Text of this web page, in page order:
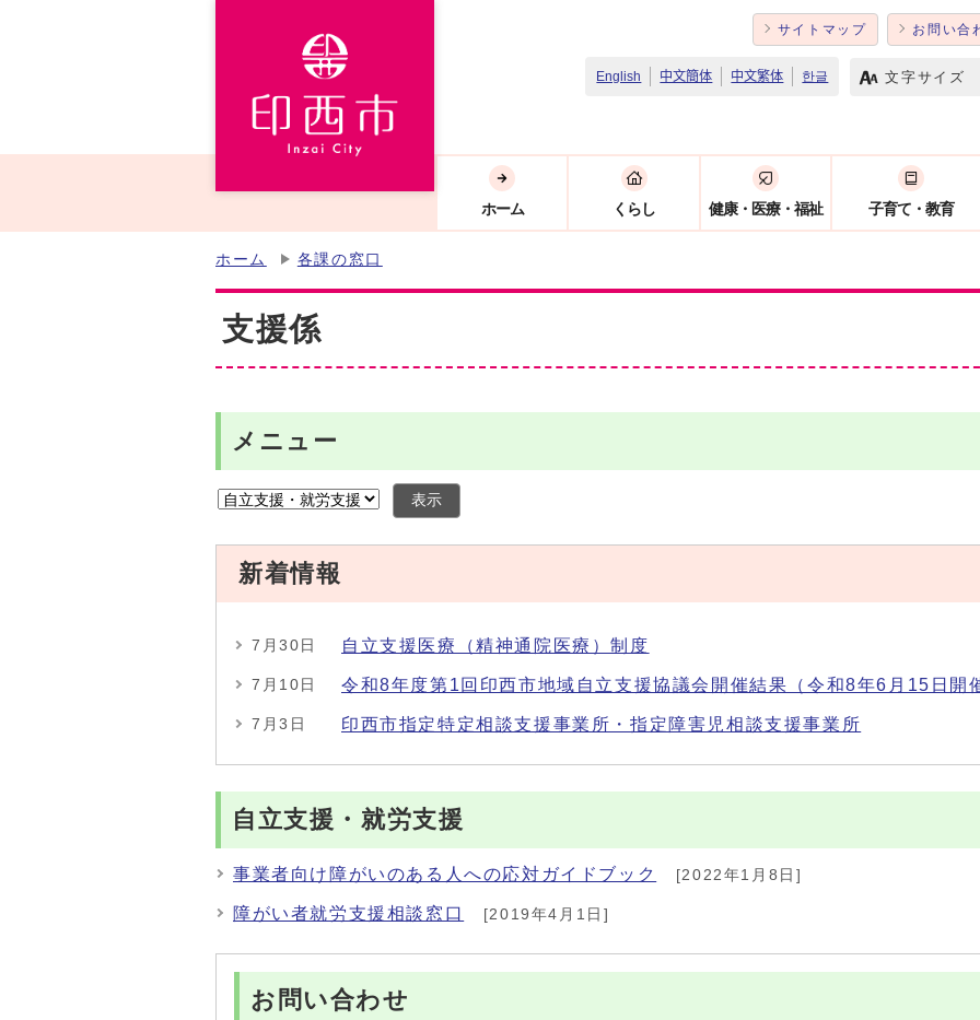
サイトマップ お問い合
English 中文簡体 中文繁体 한글 文字サイズ
ホーム くらし 健康・医療・福祉 子育て・教育
ホーム 各課の窓口
支援係
メニュー
表示
新着情報
7月30日 自立支援医療（精神通院医療）制度
7月10日 令和8年度第1回印西市地域自立支援協議会開催結果（令和8年6月15日開
7月3日 印西市指定特定相談支援事業所・指定障害児相談支援事業所
自立支援・就労支援
事業者向け障がいのある人への応対ガイドブック [2022年1月8日]
障がい者就労支援相談窓口 [2019年4月1日]
お問い合わせ